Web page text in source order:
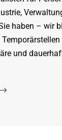
haben – wir
und